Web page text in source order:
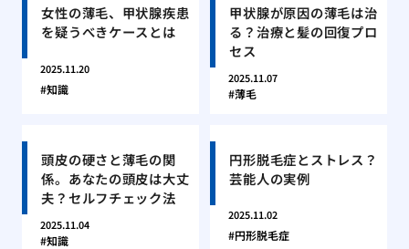
女性の薄毛、甲状腺疾患
を疑うべきケースとは
2025.11.20
知識
甲状腺が原因の薄毛は治
る？治療と髪の回復プロ
セス
2025.11.07
薄毛
頭皮の硬さと薄毛の関
係。あなたの頭皮は大丈
夫？セルフチェック法
2025.11.04
知識
円形脱毛症とストレス？
芸能人の実例
2025.11.02
円形脱毛症